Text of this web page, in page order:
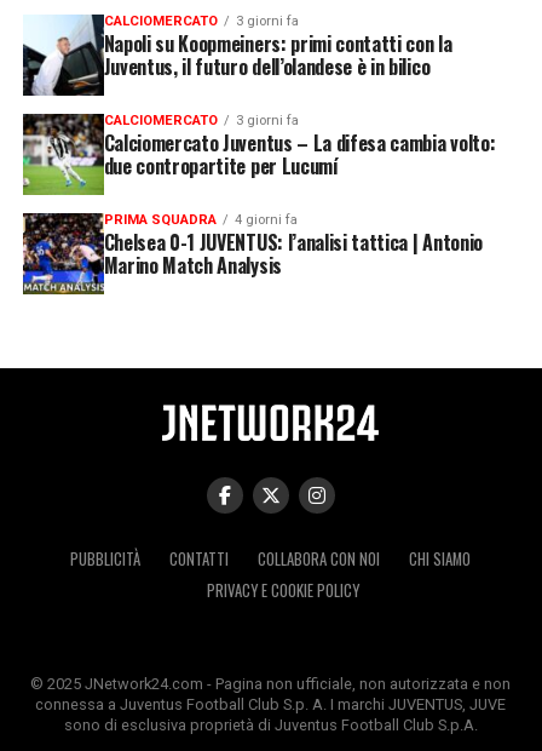
CALCIOMERCATO 3 giorni fa
Napoli su Koopmeiners: primi contatti con la
Juventus, il futuro dell’olandese è in bilico
CALCIOMERCATO 3 giorni fa
Calciomercato Juventus – La difesa cambia volto:
due contropartite per Lucumí
PRIMA SQUADRA 4 giorni fa
Chelsea 0-1 JUVENTUS: l’analisi tattica | Antonio
Marino Match Analysis
PUBBLICITÀ CONTATTI COLLABORA CON NOI
CHI SIAMO
PRIVACY E COOKIE POLICY
© 2025 JNetwork24.com - Pagina non ufficiale, non autorizzata e non
connessa a Juventus Football Club S.p. A. I marchi JUVENTUS, JUVE
sono di esclusiva proprietà di Juventus Football Club S.p.A.